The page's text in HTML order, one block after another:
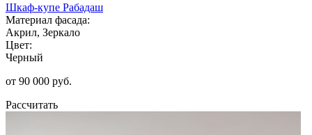
Шкаф-купе Рабадаш
Материал фасада:
Акрил, Зеркало
Цвет:
Черный
от 90 000 руб.
Рассчитать